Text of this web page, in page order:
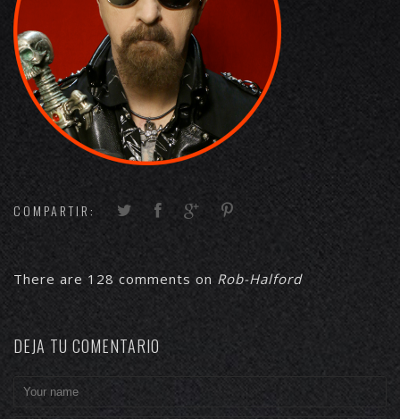
COMPARTIR:
There are 128 comments on Rob-Halford
DEJA TU COMENTARIO